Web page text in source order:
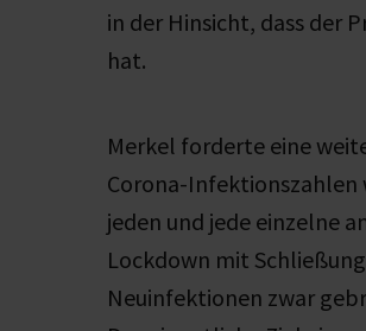
in der Hinsicht, dass der
hat.
Merkel forderte eine
Corona-
jeden und jede einzelne
Lockdown mit
Neuinfektionen zwar